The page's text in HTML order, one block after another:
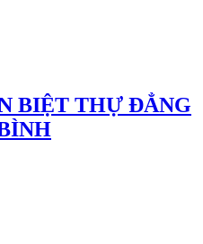
BIỆT THỰ ĐẲNG